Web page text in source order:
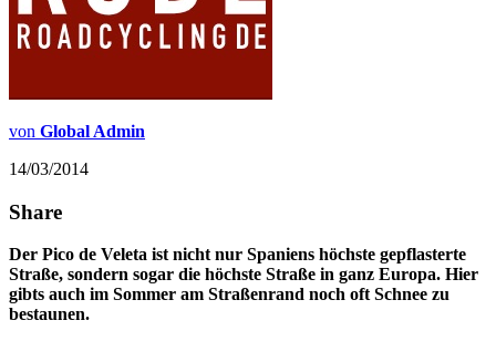
von Global Admin
14/03/2014
Share
Der Pico de Veleta ist nicht nur Spaniens höchste gepflasterte
Straße, sondern sogar die höchste Straße in ganz Europa. Hier
gibts auch im Sommer am Straßenrand noch oft Schnee zu
bestaunen.